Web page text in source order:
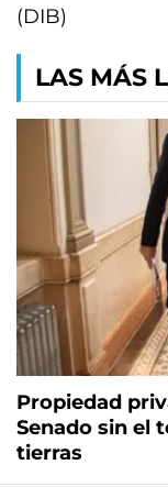
(DIB)
LAS MÁS
Propiedad
Senado sin el
tierras